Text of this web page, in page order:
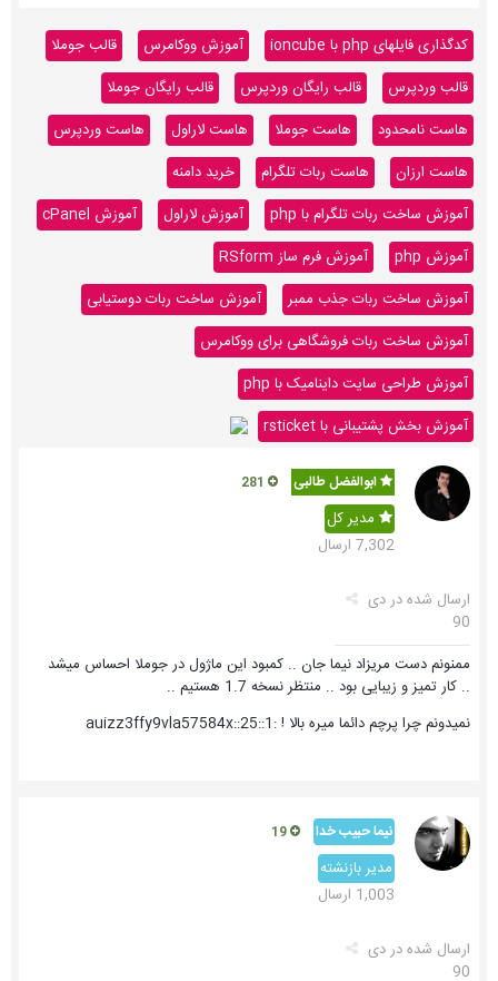
کدگذاری فایلهای php با ioncube آموزش ووکامرس
قالب جوملا
قالب وردپرس
قالب رایگان وردپرس
قالب رایگان جوملا
هاست نامحدود
هاست جوملا هاست لاراول
هاست وردپرس
هاست ارزان
هاست ربات تلگرام
خرید دامنه
آموزش ساخت ربات تلگرام با php
آموزش لاراول
آموزش cPanel
آموزش php
آموزش فرم ساز RSform
آموزش ساخت ربات جذب ممبر
آموزش ساخت ربات دوستیابی
آموزش ساخت ربات فروشگاهی برای ووکامرس
آموزش طراحی سایت داینامیک با php
آموزش بخش پشتیبانی با rsticket
ابوالفضل طالبی
مدیر کل
7,302 ارسال
ارسال شده دردی
90
ممنونم دست مریزاد نیما جان .. کمبود این ماژول در جوملا احساس میشد
.. کار تمیز و زیبایی بود .. منتظر نسخه 1.7 هستیم ..
نمیدونم چرا پرچم دائما میره بالا ! :1::25::auizz3ffy9vla57584x
نیما حبیب خدا
مدیر بازنشته
1,003 ارسال
ارسال شده دردی
90